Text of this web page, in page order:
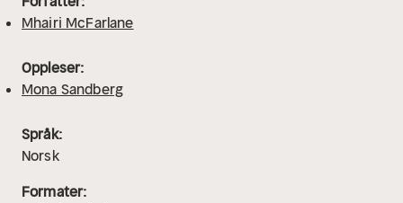
Mhairi McFarlane
Oppleser:
Mona Sandberg
Språk:
Norsk
Formater: